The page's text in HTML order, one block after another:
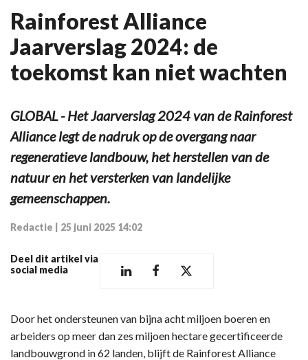
Rainforest Alliance
Jaarverslag 2024: de
toekomst kan niet wachten
GLOBAL - Het Jaarverslag 2024 van de Rainforest
Alliance legt de nadruk op de overgang naar
regeneratieve landbouw, het herstellen van de
natuur en het versterken van landelijke
gemeenschappen.
Redactie 25 juni 2025 14:02
Deel dit artikel via
social media
Door het ondersteunen van bijna acht miljoen boeren en
arbeiders op meer dan zes miljoen hectare gecertificeerde
landbouwgrond in 62 landen, blijft de Rainforest Alliance